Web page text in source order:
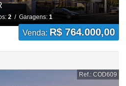
2/ Garagens: 1
Venda: R$ 764.000,00
Ref.: COD609